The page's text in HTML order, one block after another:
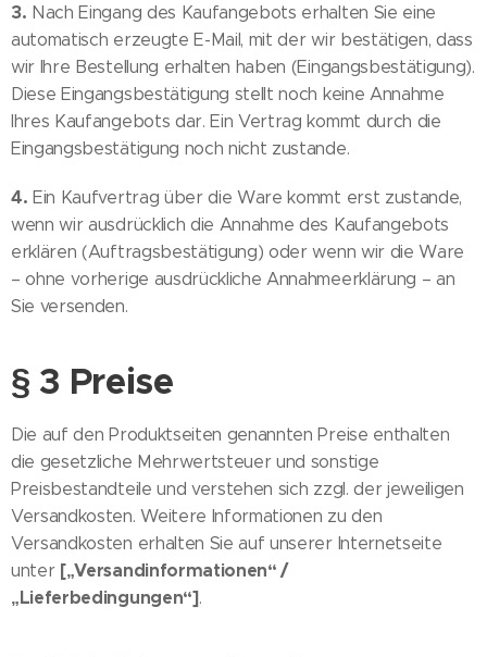
3. Nach Eingang des Kaufangebots erhalten Sie eine
automatisch erzeugte E-Mail, mit der wir bestätigen, dass
wir Ihre Bestellung erhalten haben (Eingangsbestätigung).
Diese Eingangsbestätigung stellt noch keine Annahme
Ihres Kaufangebots dar. Ein Vertrag kommt durch die
Eingangsbestätigung noch nicht zustande.
4. Ein Kaufvertrag über die Ware kommt erst zustande,
wenn wir ausdrücklich die Annahme des Kaufangebots
erklären (Auftragsbestätigung) oder wenn wir die Ware
– ohne vorherige ausdrückliche Annahmeerklärung – an
Sie versenden.
§ 3 Preise
Die auf den Produktseiten genannten Preise enthalten
die gesetzliche Mehrwertsteuer und sonstige
Preisbestandteile und verstehen sich zzgl. der jeweiligen
Versandkosten. Weitere Informationen zu den
Versandkosten erhalten Sie auf unserer Internetseite
unter [„Versandinformationen“ /
„Lieferbedingungen“].